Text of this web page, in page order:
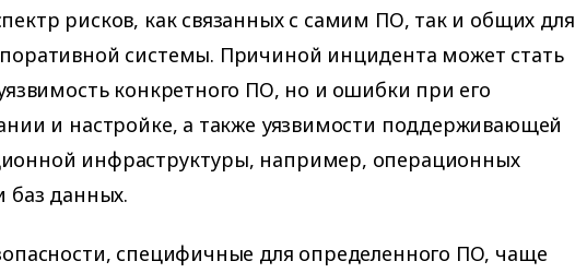
рисков, как связанных с самим ПО, так и общих для
системы. Причиной инцидента может стать
конкретного ПО, но и ошибки при его
и настройке, а также уязвимости поддерживающей
инфраструктуры, например, операционных
баз данных.
специфичные для определенного ПО, чаще